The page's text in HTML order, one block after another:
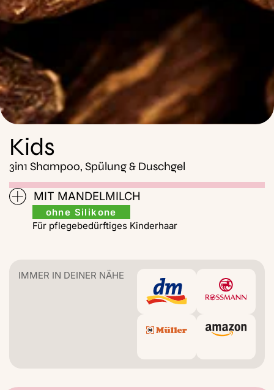
Kids
3in1 Shampoo, Spülung & Duschgel
MIT MANDELMILCH
ohne Silikone
Für pflegebedürftiges Kinderhaar
IMMER IN DEINER NÄHE